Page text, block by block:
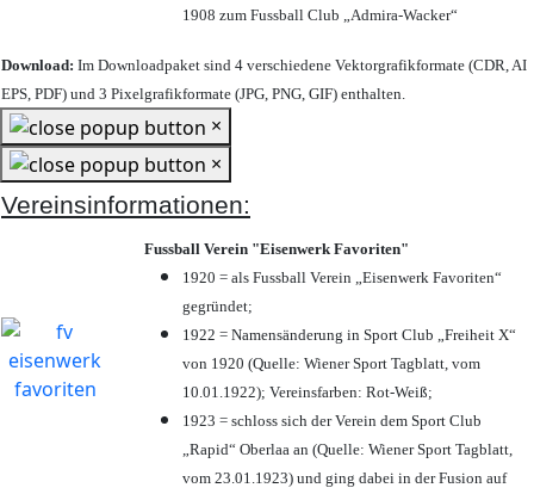
1908 zum Fussball Club „Admira-Wacker“
Download: Im Downloadpaket sind 4 verschiedene Vektorgrafikformate (CDR, AI
EPS, PDF) und 3 Pixelgrafikformate (JPG, PNG, GIF) enthalten.
×
×
Vereinsinformationen:
Fussball Verein "Eisenwerk Favoriten"
1920 = als Fussball Verein „Eisenwerk Favoriten“
gegründet;
1922 = Namensänderung in Sport Club „Freiheit X“
von 1920 (Quelle: Wiener Sport Tagblatt, vom
10.01.1922); Vereinsfarben: Rot-Weiß;
1923 = schloss sich der Verein dem Sport Club
„Rapid“ Oberlaa an (Quelle: Wiener Sport Tagblatt,
vom 23.01.1923) und ging dabei in der Fusion auf